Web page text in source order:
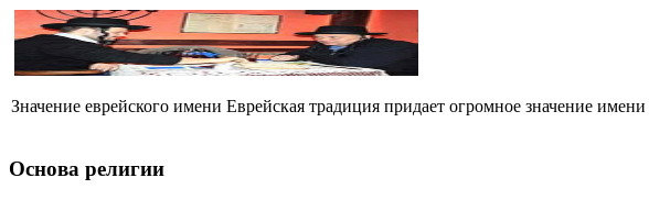
Значение еврейского имени Еврейская традиция придает огромное значение
Основа религии